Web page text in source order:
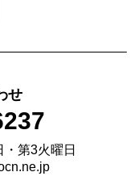
せ
第3火曜日